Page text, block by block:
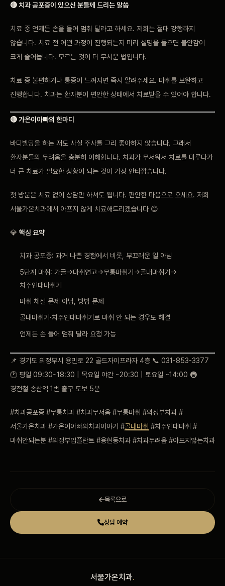
🔴 치과 공포증이 있으신 분들께 드리는 말씀
치료 중 언제든 손을 들어 멈춰 달라고 하세요. 저희는 절대 강행하지
않습니다. 치료 전 어떤 과정이 진행되는지 미리 설명을 들으면 불안감이
크게 줄어듭니다. 모르는 것이 더 무서운 법입니다.
치료 중 불편하거나 통증이 느껴지면 즉시 알려주세요. 마취를 보완하고
진행합니다. 치과는 환자분이 편안한 상태에서 치료받을 수 있어야 합니다.
🔴 가온이아빠의 한마디
바디빌딩을 하는 저도 사실 주사를 그리 좋아하지 않습니다. 그래서
환자분들의 두려움을 충분히 이해합니다. 치과가 무서워서 치료를 미루다가
더 큰 치료가 필요한 상황이 되는 것이 가장 안타깝습니다.
첫 방문은 치료 없이 상담만 하셔도 됩니다. 편안한 마음으로 오세요. 저희
서울가온치과에서 아프지 않게 치료해드리겠습니다 😊
💎 핵심 요약
치과 공포증: 과거 나쁜 경험에서 비롯, 부끄러운 일 아님
5단계 마취: 가글→마취연고→무통마취기→골내마취기→
치주인대마취기
마취 체질 문제 아님, 방법 문제
골내마취기·치주인대마취기로 마취 안 되는 경우도 해결
언제든 손 들어 멈춰 달라 요청 가능
📌 경기도 의정부시 용민로 22 골드자이프라자 4층 📞 031-853-3377
🕐 평일 09:30~18:30 | 목요일 야간 ~20:30 | 토요일 ~14:00 🚇
경전철 송산역 1번 출구 도보 5분
#치과공포증 #무통치과 #치과무서움 #무통마취 #의정부치과 #
서울가온치과 #가온이아빠의치과이야기 #골내마취 #치주인대마취 #
마취안되는분 #의정부임플란트 #용현동치과 #치과두려움 #아프지않는치과
목록으로
상담 예약
서울가온치과.